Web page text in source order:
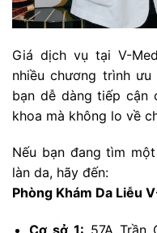
Giá dịch vụ tại V-
nhiều chương trình
bạn dễ dàng tiếp cận
khoa mà không lo về
Nếu bạn đang tìm
làn da, hãy đến:
Phòng Khám Da Liễu